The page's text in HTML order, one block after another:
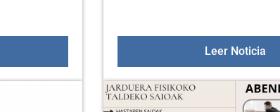
ANUAL DE AYUDAS, DIRIGIDAS ALeer Noticia